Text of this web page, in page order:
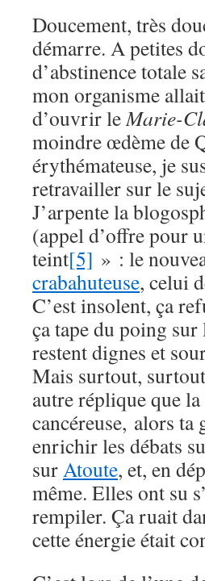
Doucement, très
démarre. A petites
d’abstinence totale
mon organisme
d’ouvrir leMarie-
moindre œdème de
érythémateuse, je
retravailler sur le
J’arpente la
(appel d’offre pour
teint[5] » : le
crabahuteuse, celui
C’est insolent, ça
ça tape du poing sur
restent dignes et
Mais surtout,
autre réplique que
cancéreuse, alors ta
enrichir les débats
surAtoute, et, en
même. Elles ont su
rempiler. Ça ruait
cette énergie était